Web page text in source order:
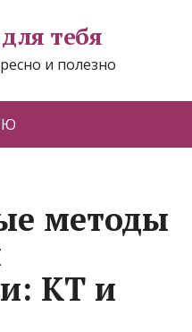
тебя
и полезно
методы
КТ и